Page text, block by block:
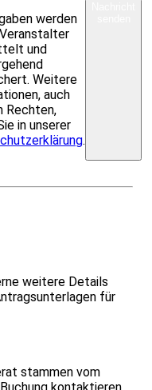
werden
und
Weitere
auch
Rechten,
in unserer
.
weitere Details
für
stammen vom